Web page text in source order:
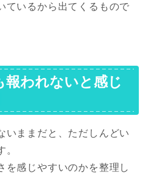
ているから出てくるもので
報われないと感じ
いままだと、ただしんどい
。
を感じやすいのかを整理し